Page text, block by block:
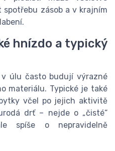
zásob a v krajním
hnízdo a typický
úlu často budují výrazné
materiálu. Typické je také
včel po jejich aktivitě
drť – nejde o „čisté“
spíše o nepravidelně